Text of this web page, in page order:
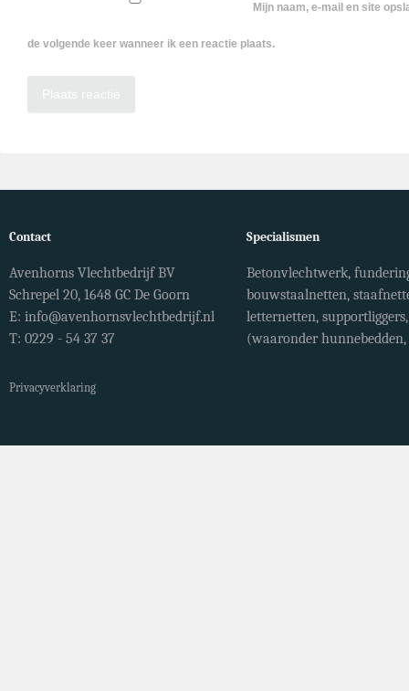
Mijn naam, e-mail en site
de volgende keer wanneer ik een reactie plaats.
Contact
Avenhorns Vlechtbedrijf BV
Schrepel 20, 1648 GC De Goorn
E: info@avenhornsvlechtbedrijf.nl
T: 0229 - 54 37 37
Privacyverklaring
Specialismen
Betonvlechtwerk,
bouwstaalnetten,
letternetten,
(waaronder